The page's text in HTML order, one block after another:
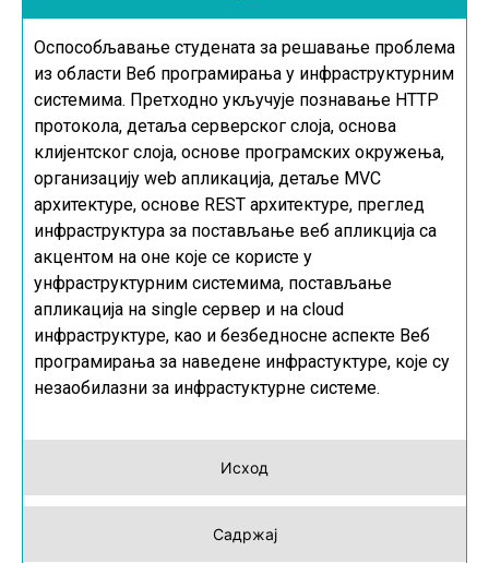
Исход
Садржај
Оспособљавање студената за решавање проблема
из области Веб програмирања у инфраструктурним
системима. Претходно укључује познавање HTTP
протокола, детаља серверског слоја, основа
клијентског слоја, основе програмских окружења,
организацију web апликација, детаље MVC
архитектуре, основе REST архитектуре, преглед
инфраструктура за постављање веб апликција са
акцентом на оне које се користе у
унфраструктурним системима, постављање
апликација на single сервер и на cloud
инфраструктуре, као и безбедносне аспекте Веб
програмирања за наведене инфрастуктуре, које су
незаобилазни за инфрастуктурне системе.